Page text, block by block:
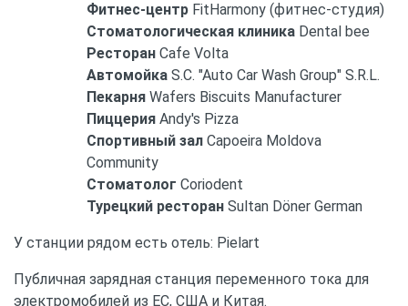
Фитнес-центр FitHarmony (фитнес-студия)
Стоматологическая клиника Dental bee
Ресторан Cafe Volta
Автомойка S.C. "Auto Car Wash Group" S.R.L.
Пекарня Wafers Biscuits Manufacturer
Пиццерия Andy's Pizza
Спортивный зал Capoeira Moldova
Community
Стоматолог Coriodent
Турецкий ресторан Sultan Döner German
У станции рядом есть отель: Pielart
Публичная зарядная станция переменного тока для
электромобилей из ЕС, США и Китая.